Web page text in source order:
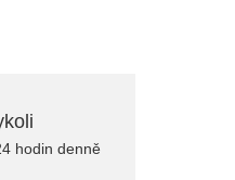
hodin denně